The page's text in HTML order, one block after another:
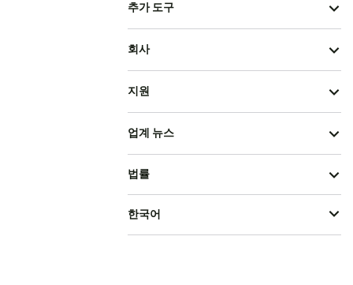
추가 도구
회사
지원
업계 뉴스
법률
한국어